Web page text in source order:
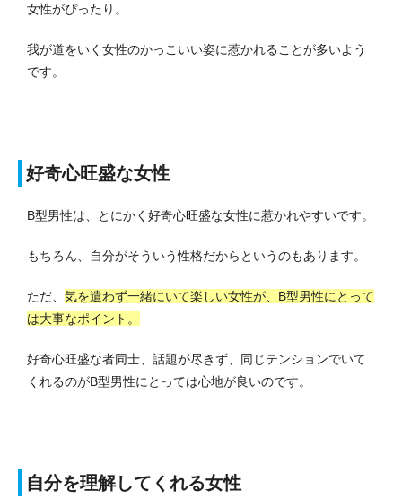
女性がぴったり。
我が道をいく女性のかっこいい姿に惹かれることが多いよう
です。
好奇心旺盛な女性
B型男性は、とにかく好奇心旺盛な女性に惹かれやすいです。
もちろん、自分がそういう性格だからというのもあります。
ただ、 気を遣わず一緒にいて楽しい女性が、B型男性にとって
は大事なポイント。
好奇心旺盛な者同士、話題が尽きず、同じテンションでいて
くれるのがB型男性にとっては心地が良いのです。
自分を理解してくれる女性